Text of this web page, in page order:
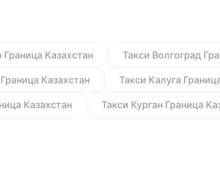
Казахстан Такси Волгоград
Казахстан Такси Калуга
Казахстан Такси Курган Граница